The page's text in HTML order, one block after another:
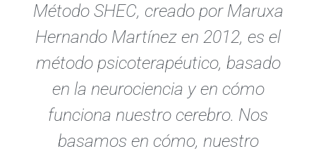
Método SHEC, creado por Maruxa
Hernando Martínez en 2012, es el
método psicoterapéutico, basado
en la neurociencia y en cómo
funciona nuestro cerebro. Nos
basamos en cómo, nuestro